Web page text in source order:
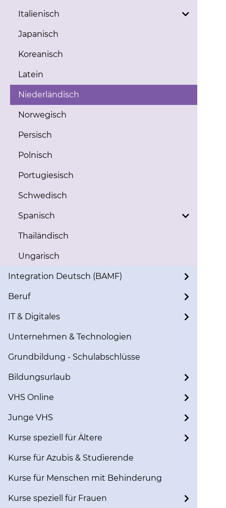
Italienisch
Japanisch
Koreanisch
Latein
Niederländisch
Norwegisch
Persisch
Polnisch
Portugiesisch
Schwedisch
Spanisch
Thailändisch
Ungarisch
Integration Deutsch (BAMF)
Beruf
IT & Digitales
Unternehmen & Technologien
Grundbildung - Schulabschlüsse
Bildungsurlaub
VHS Online
Junge VHS
Kurse speziell für Ältere
Kurse für Azubis & Studierende
Kurse für Menschen mit Behinderung
Kurse speziell für Frauen